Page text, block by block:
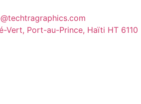
Vert, Port-au-Prince, Haïti HT 6110